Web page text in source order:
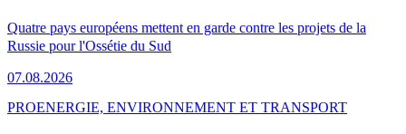
Quatre pays européens mettent en garde contre les projets de la
Russie pour l'Ossétie du Sud
07.08.2026
PROENERGIE, ENVIRONNEMENT ET TRANSPORT